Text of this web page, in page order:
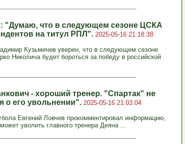
"Думаю, что в следующем сезоне ЦСКА
на титул РПЛ". 2025-05-16 21:18:38
Кузьмичев уверен, что в следующем сезоне
Николича будет бороться за победу в российской
- хороший тренер. "Спартак" не
о его увольнении". 2025-05-16 21:03:04
Евгений Ловчев прокомментировал информацию,
уволить главного тренера Деяна ...